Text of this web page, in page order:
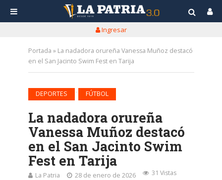
Ingresar
Portada » La nadadora orureña Vanessa Muñoz destacó
en el San Jacinto Swim Fest en Tarija
DEPORTES FÚTBOL
La nadadora orureña
Vanessa Muñoz destacó
en el San Jacinto Swim
Fest en Tarija
La Patria 28 de enero de 2026 31 Vistas